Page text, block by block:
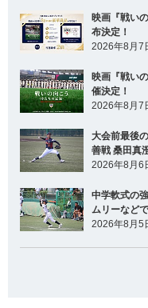
映画『戦い
布決定！
2026年8月7
映画『戦い
催決定！
2026年8月7
大会前最後
善戦 桑田真
2026年8月6
中学軟式の
ムリーなど
2026年8月5